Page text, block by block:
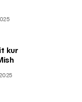
kur